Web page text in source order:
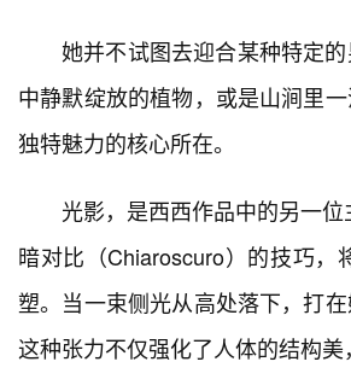
她并不试图去迎合某种特定
中静默绽放的植物，或是山涧里
独特魅力的核心所在。
光影，是西西作品中的另一
暗对比（Chiaroscuro）的技巧
塑。当一束侧光从高处落下，打
这种张力不仅强化了人体的结构美